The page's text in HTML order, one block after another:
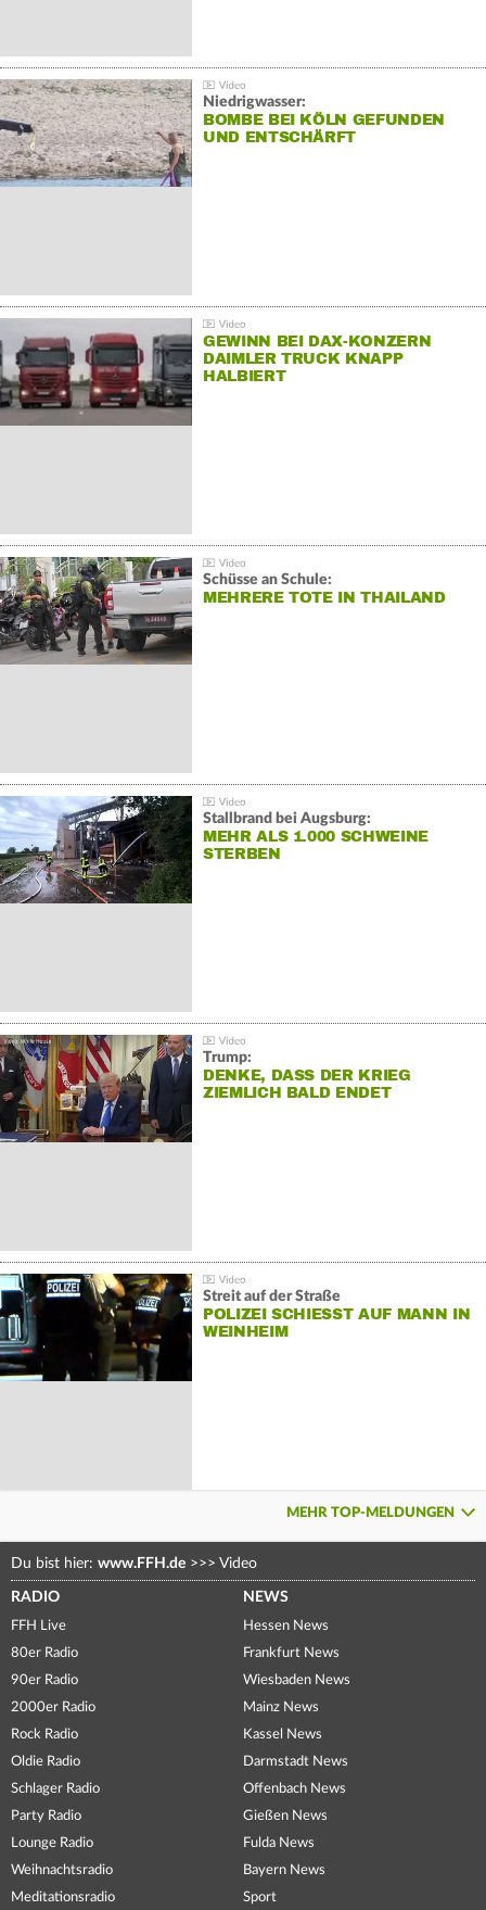
Niedrigwasser:
BOMBE BEI KÖLN GEFUNDEN
UND ENTSCHÄRFT
GEWINN BEI DAX-KONZERN
DAIMLER TRUCK KNAPP
HALBIERT
Schüsse an Schule:
MEHRERE TOTE IN THAILAND
Stallbrand bei Augsburg:
MEHR ALS 1.000 SCHWEINE
STERBEN
Trump:
DENKE, DASS DER KRIEG
ZIEMLICH BALD ENDET
Streit auf der Straße
POLIZEI SCHIESST AUF MANN IN W
EINHEIM
MEHR TOP-MELDUNGEN
Du bist hier: www.FFH.de >>> Video
RADIO
FFH Live
80er Radio
90er Radio
2000er Radio
Rock Radio
Oldie Radio
Schlager Radio
Party Radio
Lounge Radio
Weihnachtsradio
Meditationsradio
NEWS
Hessen News
Frankfurt News
Wiesbaden News
Mainz News
Kassel News
Darmstadt News
Offenbach News
Gießen News
Fulda News
Bayern News
Sport